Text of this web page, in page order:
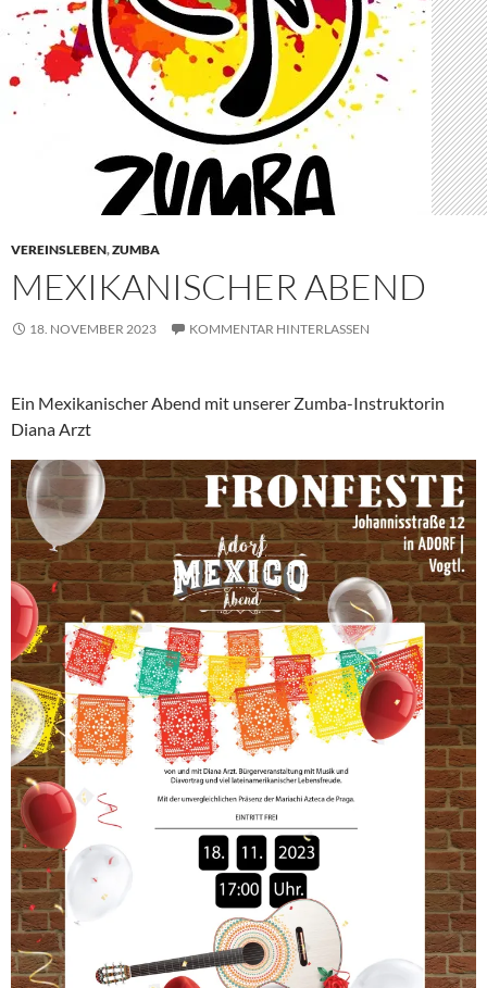
VEREINSLEBEN,ZUMBA
MEXIKANISCHER ABEND
18. NOVEMBER 2023 KOMMENTAR HINTERLASSEN
Ein Mexikanischer Abend mit unserer Zumba-Instruktorin
Diana Arzt